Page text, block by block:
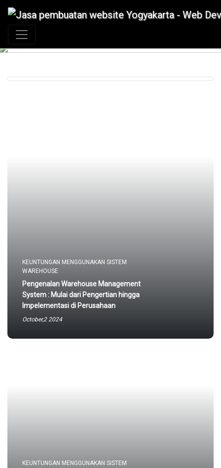
Previous
Next
KEUNTUNGAN MENGGUNAKAN SISTEM
WAREHOUSE
Pengenalan Warehouse Management
System : Mulai dari Pengertian hingga
Impelementasi di Perusahaan
October,2 2024
KEUNTUNGAN MENGGUNAKAN SISTEM